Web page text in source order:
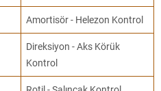
Amortisör - Helezon Kontrol
Direksiyon - Aks Körük
Kontrol